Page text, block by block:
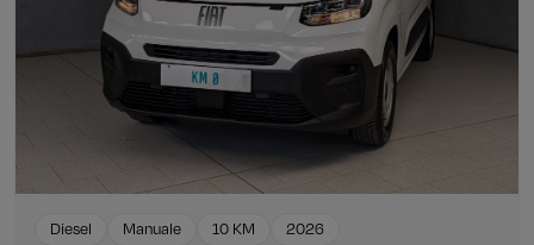
Diesel Manuale 10 KM 2026